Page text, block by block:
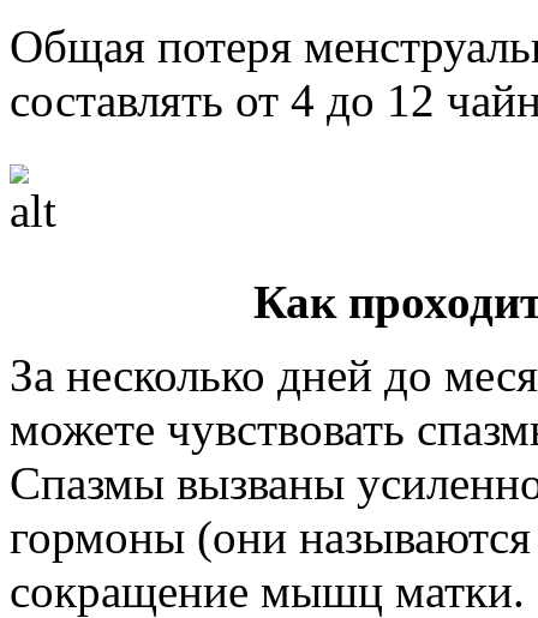
Общая потеря
составлять от 4 до 12
Как
За несколько дней до
можете чувствовать
Спазмы вызваны
гормоны (они
сокращение мышц матки.